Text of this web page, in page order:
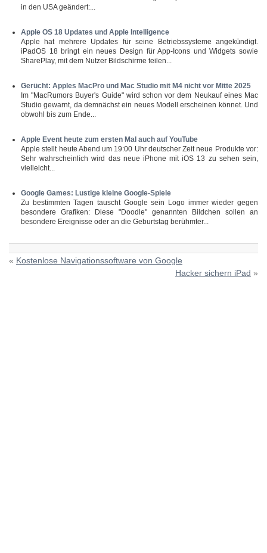
in den USA geändert:...
Apple OS 18 Updates und Apple Intelligence
Apple hat mehrere Updates für seine Betriebssysteme angekündigt.
iPadOS 18 bringt ein neues Design für App-Icons und Widgets sowie
SharePlay, mit dem Nutzer Bildschirme teilen...
Gerücht: Apples MacPro und Mac Studio mit M4 nicht vor Mitte 2025
Im "MacRumors Buyer's Guide" wird schon vor dem Neukauf eines Mac
Studio gewarnt, da demnächst ein neues Modell erscheinen könnet. Und
obwohl bis zum Ende...
Apple Event heute zum ersten Mal auch auf YouTube
Apple stellt heute Abend um 19:00 Uhr deutscher Zeit neue Produkte vor:
Sehr wahrscheinlich wird das neue iPhone mit iOS 13 zu sehen sein,
vielleicht...
Google Games: Lustige kleine Google-Spiele
Zu bestimmten Tagen tauscht Google sein Logo immer wieder gegen
besondere Grafiken: Diese "Doodle" genannten Bildchen sollen an
besondere Ereignisse oder an die Geburtstag berühmter...
« Kostenlose Navigationssoftware von Google
Hacker sichern iPad »